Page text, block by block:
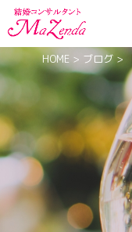
HOME > ブログ >